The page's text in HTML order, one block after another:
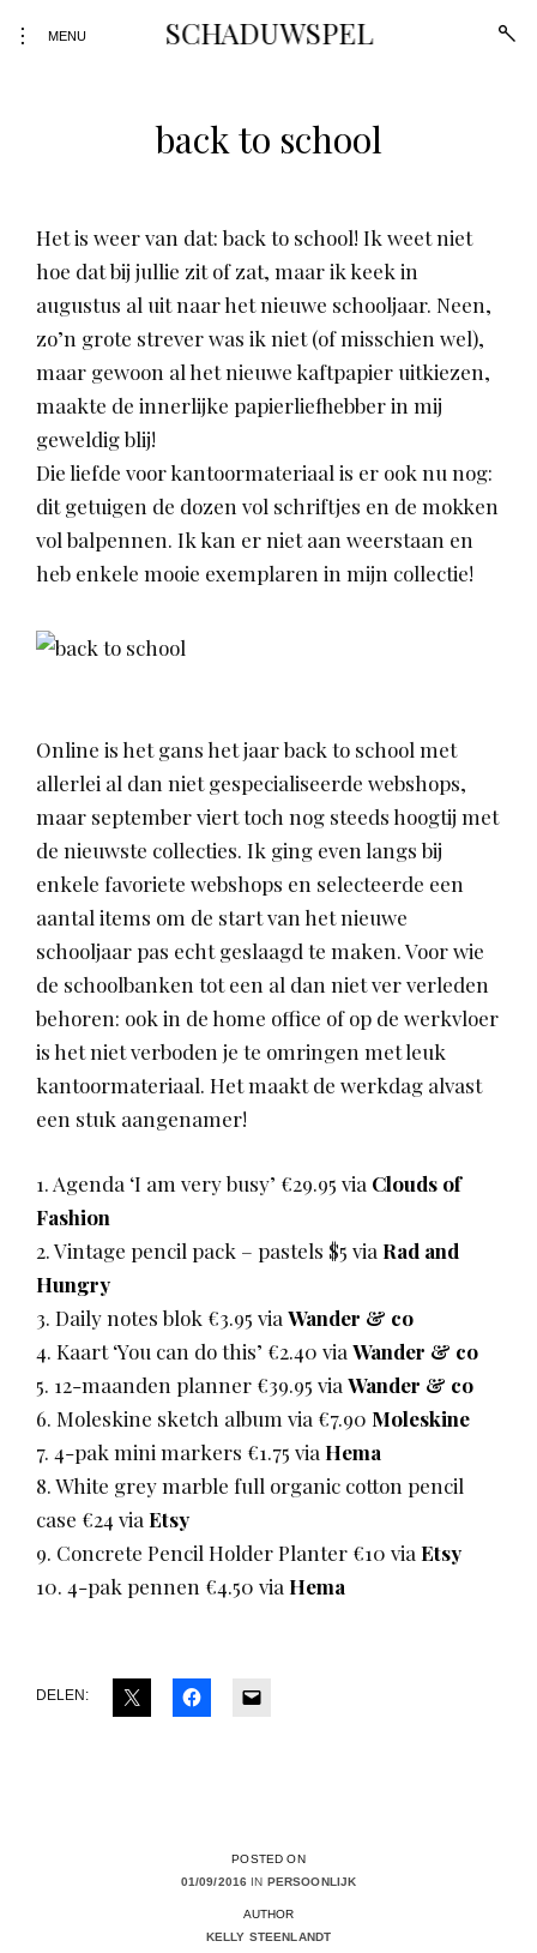
SCHADUWSPEL
toggleMENU open
back to school
POSTED ON
01/09/2016 IN PERSOONLIJK
AUTHOR
KELLY STEENLANDT
Het is weer van dat: back to school! Ik weet niet
hoe dat bij jullie zit of zat, maar ik keek in
augustus al uit naar het nieuwe schooljaar. Neen,
zo’n grote strever was ik niet (of misschien wel),
maar gewoon al het nieuwe kaftpapier uitkiezen,
maakte de innerlijke papierliefhebber in mij
geweldig blij!
Die liefde voor kantoormateriaal is er ook nu nog:
dit getuigen de dozen vol schriftjes en de mokken
vol balpennen. Ik kan er niet aan weerstaan en
heb enkele mooie exemplaren in mijn collectie!
Online is het gans het jaar back to school met
allerlei al dan niet gespecialiseerde webshops,
maar september viert toch nog steeds hoogtij met
de nieuwste collecties. Ik ging even langs bij
enkele favoriete webshops en selecteerde een
aantal items om de start van het nieuwe
schooljaar pas echt geslaagd te maken. Voor wie
de schoolbanken tot een al dan niet ver verleden
behoren: ook in de home office of op de werkvloer
is het niet verboden je te omringen met leuk
kantoormateriaal. Het maakt de werkdag alvast
een stuk aangenamer!
1. Agenda ‘I am very busy’ €29.95 via Clouds of
Fashion
2. Vintage pencil pack – pastels $5 via Rad and
Hungry
3. Daily notes blok €3.95 via Wander & co
4. Kaart ‘You can do this’ €2.40 via Wander & co
5. 12-maanden planner €39.95 via Wander & co
6. Moleskine sketch album via €7.90 Moleskine
7. 4-pak mini markers €1.75 via Hema
8. White grey marble full organic cotton pencil
case €24 via Etsy
9. Concrete Pencil Holder Planter €10 via Etsy
10. 4-pak pennen €4.50 via Hema
DELEN: